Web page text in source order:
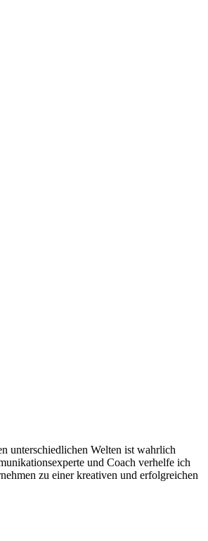
unterschiedlichen Welten ist wahrlich
und Coach verhelfe ich
zu einer kreativen und erfolgreichen